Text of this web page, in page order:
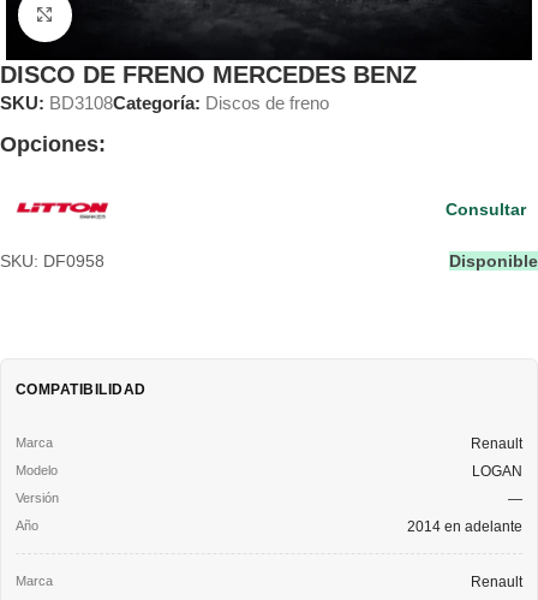
Clic para ampliar
DISCO DE FRENO MERCEDES BENZ
SKU: BD3108Categoría: Discos de freno
Opciones:
SKU: DF0958 Disponible
Consultar
COMPATIBILIDAD
Renault
LOGAN
—
2014 en adelante
Renault